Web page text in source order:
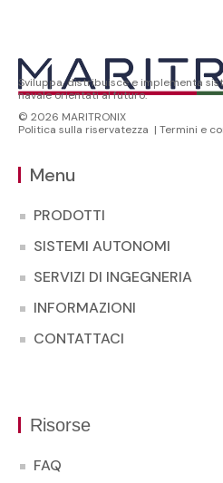
Sviluppa, distribuisce e implementa
navale orientati al futuro.
© 2026 MARITRONIX
Politica sulla riservatezza | Termini e
Menu
PRODOTTI
SISTEMI AUTONOMI
SERVIZI DI INGEGNERIA
INFORMAZIONI
CONTATTACI
Risorse
FAQ